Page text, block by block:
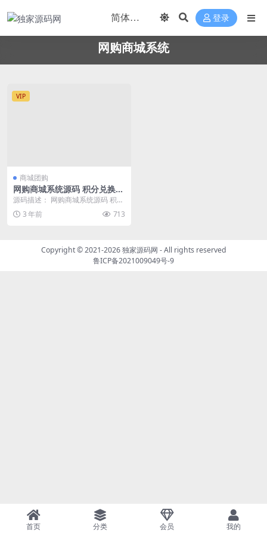
登录
网购商城系统
VIP
商城团购
网购商城系统源码 积分兑换商
城系统源码 独立后台附教程
源码描述： 网购商城系统源码 积分
兑换商城系统源码 独立后台附教程
测试环境：N...
3 年前 713
Copyright © 2021-2026独家源码网 - All rights reserved
鲁ICP备2021009049号-9
首页 分类 会员 我的